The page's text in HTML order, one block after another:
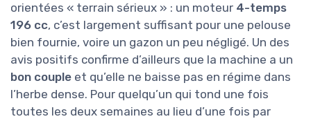
orientées « terrain sérieux » : un moteur 4-temps
196 cc, c’est largement suffisant pour une pelouse
bien fournie, voire un gazon un peu négligé. Un des
avis positifs confirme d’ailleurs que la machine a un
bon couple et qu’elle ne baisse pas en régime dans
l’herbe dense. Pour quelqu’un qui tond une fois
toutes les deux semaines au lieu d’une fois par